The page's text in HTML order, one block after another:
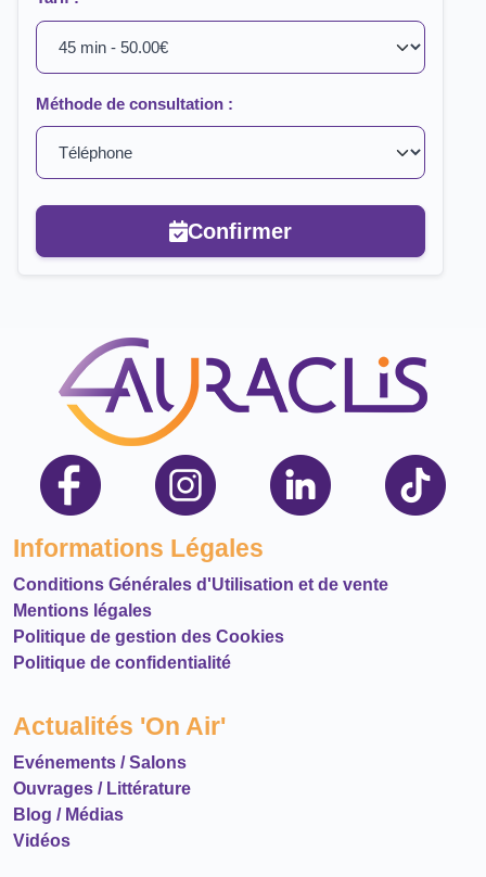
Méthode de consultation :
Confirmer
Informations Légales
Conditions Générales d'Utilisation et de vente
Mentions légales
Politique de gestion des Cookies
Politique de confidentialité
Actualités 'On Air'
Evénements / Salons
Ouvrages / Littérature
Blog / Médias
Vidéos